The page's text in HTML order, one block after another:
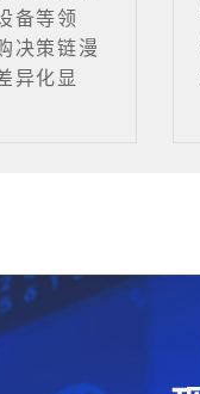
备等领
决策链漫
异化显